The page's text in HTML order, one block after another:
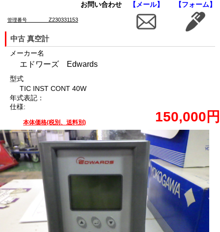
お問い合わせ 【メール】 【フォーム】
管理番号 Z230331153
中古 真空計
メーカー名
エドワーズ Edwards
型式
TIC INST CONT 40W
年式表記：
仕様:
本体価格(税別、送料別) 150,000円